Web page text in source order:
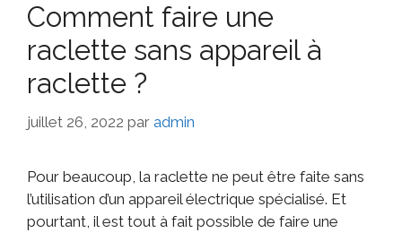
Comment faire une
raclette sans appareil à
raclette ?
juillet 26, 2022 par admin
Pour beaucoup, la raclette ne peut être faite sans
l’utilisation d’un appareil électrique spécialisé. Et
pourtant, il est tout à fait possible de faire une